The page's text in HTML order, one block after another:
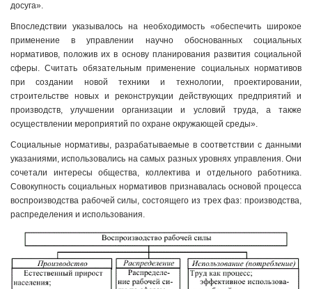
досуга».
Впоследствии указывалось на необходимость «обеспечить широкое
применение в управлении научно обоснованных социальных
нормативов, положив их в основу планирования развития социальной
сферы. Считать обязательным применение социальных нормативов
при создании новой техники и технологии, проектировании,
строительстве новых и реконструкции действующих предприятий и
производств, улучшении организации и условий труда, а также
осуществлении мероприятий по охране окружающей среды».
Социальные нормативы, разрабатываемые в соответствии с данными
указаниями, использовались на самых разных уровнях управления. Они
сочетали интересы общества, коллектива и отдельного работника.
Совокупность социальных нормативов признавалась основой процесса
воспроизводства рабочей силы, состоящего из трех фаз: производства,
распределения и использования.